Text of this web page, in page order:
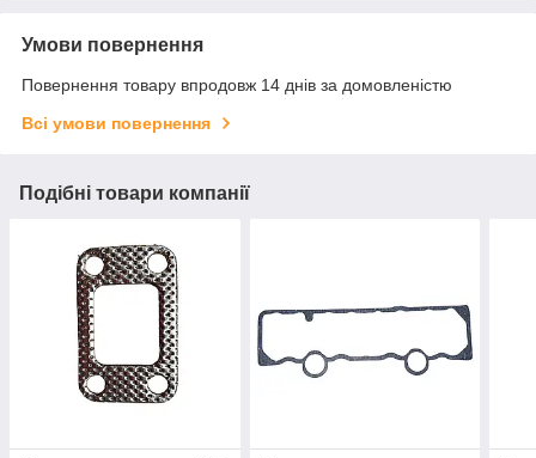
Умови повернення
Повернення товару впродовж 14 днів за домовленістю
Всі умови повернення
Подібні товари компанії